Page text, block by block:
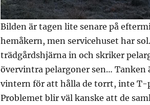
Bilden är tagen lite senare på
hemåkern, men servicehuset har
trädgårdshjärna in och skriker
övervintra pelargoner sen… Tanken
vintern för att hålla de torrt, inte T-
Problemet blir väl kanske att de